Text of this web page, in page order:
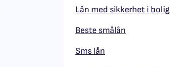
Lån med sikkerhet i bolig
Beste smålån
Sms lån